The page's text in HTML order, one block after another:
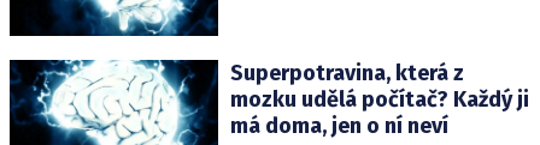
Superpotravina, která z
mozku udělá počítač? Každý ji
má doma, jen o ní neví